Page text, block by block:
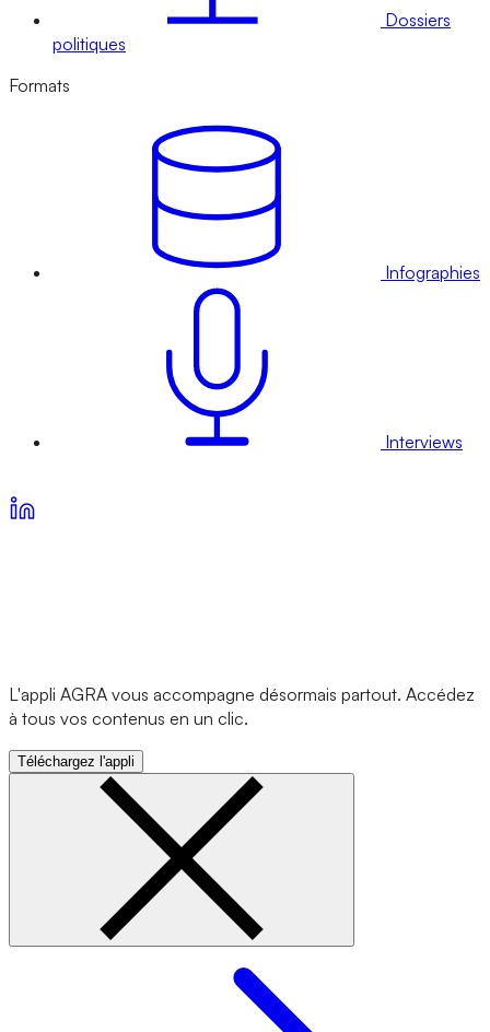
Dossiers
politiques
Formats
Infographies
Interviews
L'appli AGRA vous accompagne désormais partout. Accédez
à tous vos contenus en un clic.
Téléchargez l'appli